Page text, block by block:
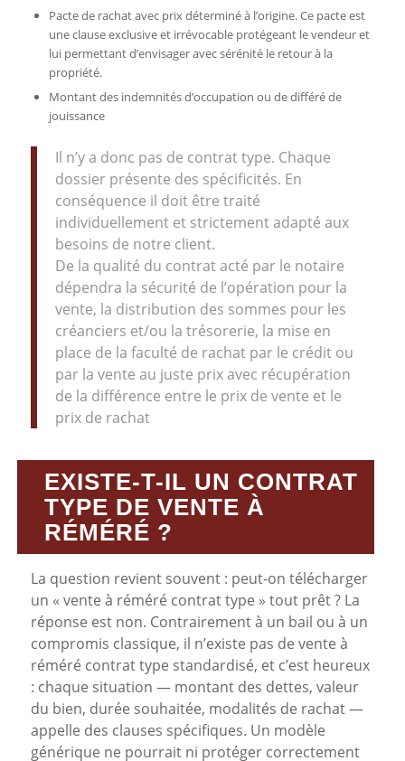
Pacte de rachat avec prix déterminé à l’origine. Ce pacte est
une clause exclusive et irrévocable protégeant le vendeur et
lui permettant d’envisager avec sérénité le retour à la
propriété.
Montant des indemnités d’occupation ou de différé de
jouissance
Il n’y a donc pas de contrat type. Chaque
dossier présente des spécificités. En
conséquence il doit être traité
individuellement et strictement adapté aux
besoins de notre client.
De la qualité du contrat acté par le notaire
dépendra la sécurité de l’opération pour la
vente, la distribution des sommes pour les
créanciers et/ou la trésorerie, la mise en
place de la faculté de rachat par le crédit ou
par la vente au juste prix avec récupération
de la différence entre le prix de vente et le
prix de rachat
EXISTE-T-IL UN CONTRAT
TYPE DE VENTE À
RÉMÉRÉ ?
La question revient souvent : peut-on télécharger
un « vente à réméré contrat type » tout prêt ? La
réponse est non. Contrairement à un bail ou à un
compromis classique, il n’existe pas de vente à
réméré contrat type standardisé, et c’est heureux
: chaque situation — montant des dettes, valeur
du bien, durée souhaitée, modalités de rachat —
appelle des clauses spécifiques. Un modèle
générique ne pourrait ni protéger correctement